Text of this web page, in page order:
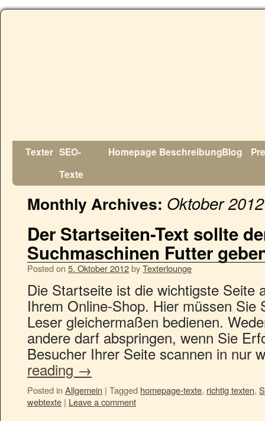
Texter SEO-
Texte
Homepage BeschreibungBlog
Monthly Archives: Oktober 2012
Der Startseiten-Text sollte
Suchmaschinen Futter
Posted on 5. Oktober 2012byTexterlounge
Die Startseite ist die wichtigste Seite
Ihrem Online-Shop. Hier müssen Sie
Leser gleichermaßen bedienen.
andere darf abspringen, wenn Sie
Besucher Ihrer Seite scannen in nur
reading →
Posted in Allgemein | Tagged homepage-texte, richtig texten,
webtexte | Leave a comment